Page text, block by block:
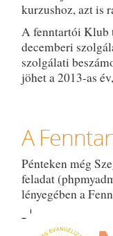
kurzushoz, azt is
A fenntartói Klub
decemberi
szolgálati
jöhet a 2013-as
A
Pénteken még
feladat
lényegében a